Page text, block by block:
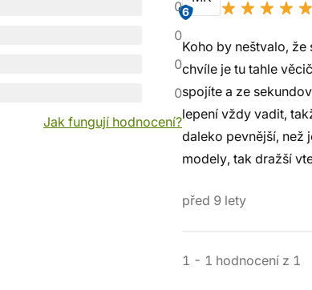
0
0
0
0
Jak fungují hodnocení?
6
Koho by neštvalo,
chvíle je tu tahle
spojíte a ze
lepení vždy vadit,
daleko pevnější, než
modely, tak dražší
před 9 lety
1 - 1 hodnocení z 1